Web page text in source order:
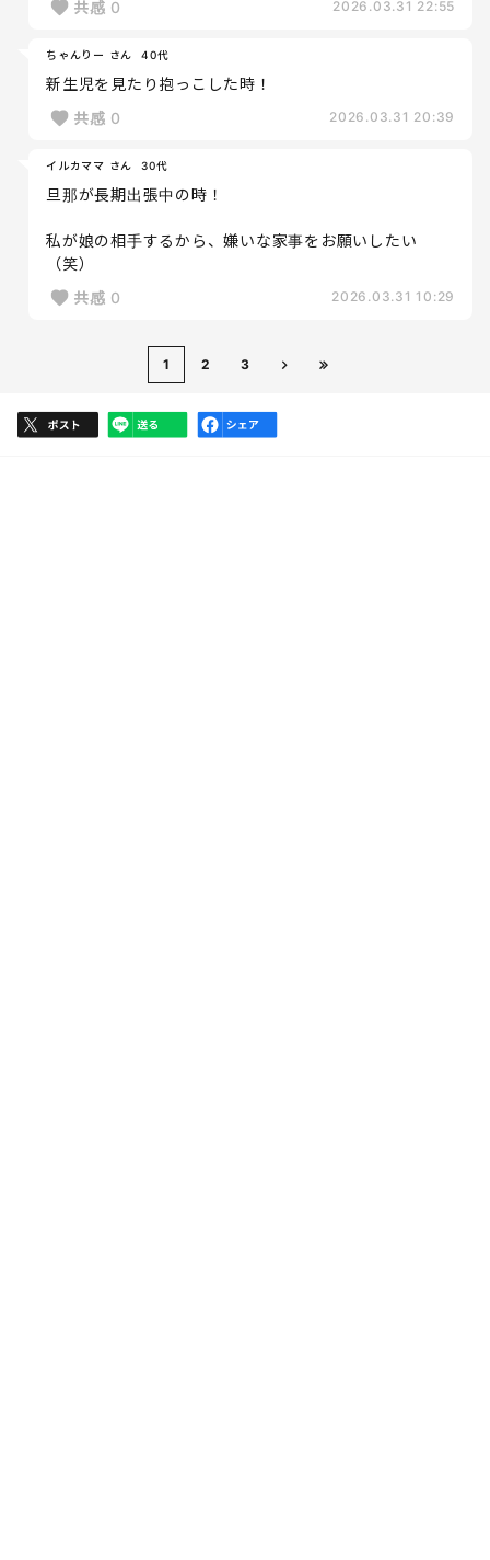
共感 0 2026.03.31 22:55
ちゃんりー さん 40代
新生児を見たり抱っこした時！
共感 0 2026.03.31 20:39
イルカママ さん 30代
旦那が長期出張中の時！
私が娘の相手するから、嫌いな家事をお願いしたい
（笑）
共感 0 2026.03.31 10:29
1 2 3